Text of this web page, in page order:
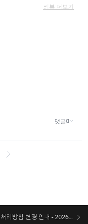
개인정보처리방침 변경 안내 - 2026/07/30 시행